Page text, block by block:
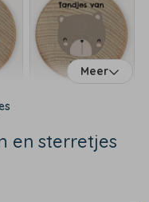
Meer
en sterretjes